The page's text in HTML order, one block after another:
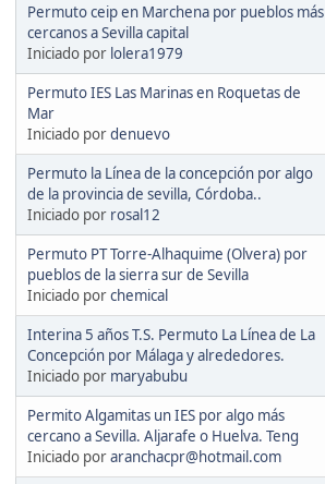
Permuto ceip en Marchena por pueblos más
cercanos a Sevilla capital
Iniciado por lolera1979
Permuto IES Las Marinas en Roquetas de
Mar
Iniciado pordenuevo
Permuto la Línea de la concepción por algo
de la provincia de sevilla, Córdoba..
Iniciado por rosal12
Permuto PT Torre-Alhaquime (Olvera) por
pueblos de la sierra sur de Sevilla
Iniciado porchemical
Interina 5 años T.S. Permuto La Línea de La
Concepción por Málaga y alrededores.
Iniciado por maryabubu
Permito Algamitas un IES por algo más
cercano a Sevilla. Aljarafe o Huelva. Teng
Iniciado poraranchacpr@hotmail.com